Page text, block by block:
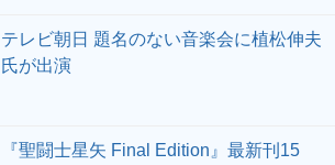
テレビ朝日 題名のない音楽会に植松伸夫
氏が出演
『聖闘士星矢 Final Edition』最新刊15